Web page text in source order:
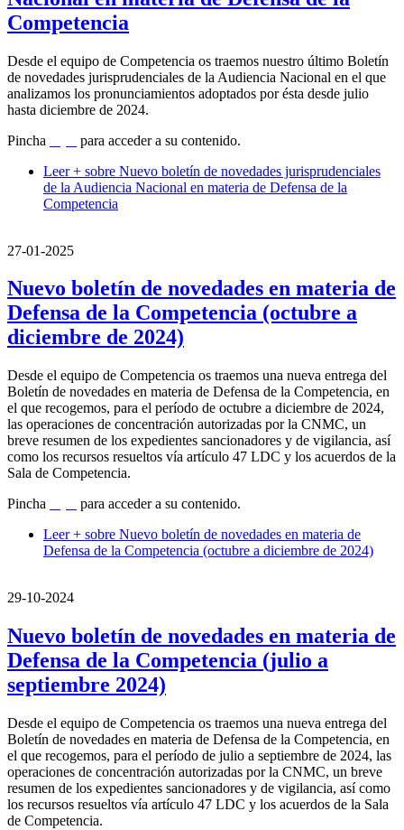
Competencia
Desde el equipo de Competencia os traemos nuestro último Boletín
de novedades jurisprudenciales de la Audiencia Nacional en el que
analizamos los pronunciamientos adoptados por ésta desde julio
hasta diciembre de 2024.
Pincha
para acceder a su contenido.
Leer + sobre Nuevo boletín de novedades jurisprudenciales
de la Audiencia Nacional en materia de Defensa de la
Competencia
27-01-2025
Nuevo boletín de novedades en materia de
Defensa de la Competencia (octubre a
diciembre de 2024)
Desde el equipo de Competencia os traemos una nueva entrega del
Boletín de novedades en materia de Defensa de la Competencia, en
el que recogemos, para el período de octubre a diciembre de 2024,
las operaciones de concentración autorizadas por la CNMC, un
breve resumen de los expedientes sancionadores y de vigilancia, así
como los recursos resueltos vía artículo 47 LDC y los acuerdos de la
Sala de Competencia.
Pincha
para acceder a su contenido.
Leer + sobre Nuevo boletín de novedades en materia de
Defensa de la Competencia (octubre a diciembre de 2024)
29-10-2024
Nuevo boletín de novedades en materia de
Defensa de la Competencia (julio a
septiembre 2024)
Desde el equipo de Competencia os traemos una nueva entrega del
Boletín de novedades en materia de Defensa de la Competencia, en
el que recogemos, para el período de julio a septiembre de 2024, las
operaciones de concentración autorizadas por la CNMC, un breve
resumen de los expedientes sancionadores y de vigilancia, así como
los recursos resueltos vía artículo 47 LDC y los acuerdos de la Sala
de Competencia.